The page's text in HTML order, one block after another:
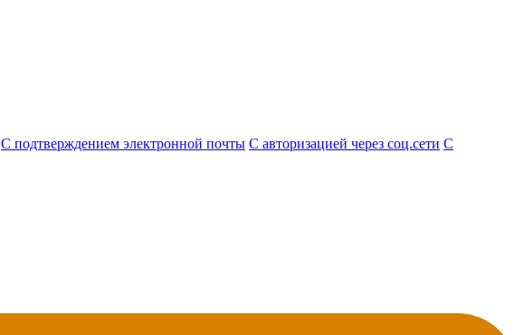
С подтверждением электронной почты С авторизацией через соц.сети С